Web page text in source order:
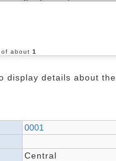
of about 1
display details about the
0001
Central